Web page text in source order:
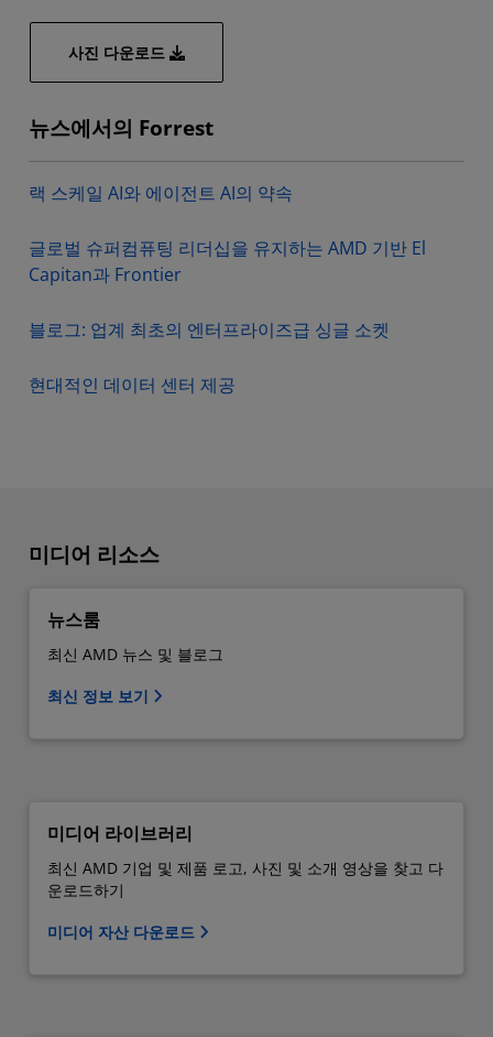
사진 다운로드
뉴스에서의 Forrest
랙 스케일 AI와 에이전트 AI의 약속
글로벌 슈퍼컴퓨팅 리더십을 유지하는 AMD 기반 El
Capitan과 Frontier
블로그: 업계 최초의 엔터프라이즈급 싱글 소켓
현대적인 데이터 센터 제공
미디어 리소스
뉴스룸
최신 AMD 뉴스 및 블로그
최신 정보 보기
미디어 라이브러리
최신 AMD 기업 및 제품 로고, 사진 및 소개 영상을 찾고 다
운로드하기
미디어 자산 다운로드